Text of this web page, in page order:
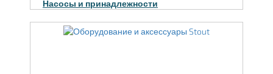
Насосы и принадлежности